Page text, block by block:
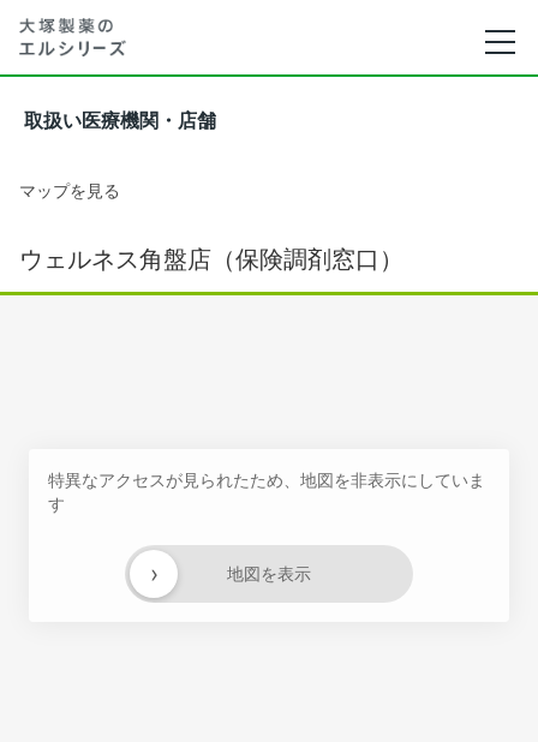
取扱い医療機関・店舗
マップを見る
ウェルネス角盤店（保険調剤窓口）
特異なアクセスが見られたため、地図を非表示にしていま
す
地図を表示
›